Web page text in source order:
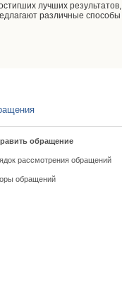
лучших результатов,
различные способы
обращение
рассмотрения обращений
обращений